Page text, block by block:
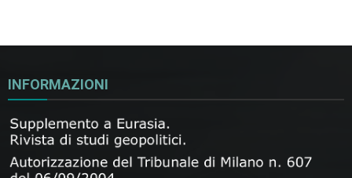
INFORMAZIONI